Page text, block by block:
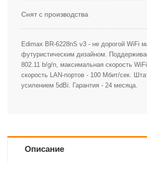
Снят с производства
Edimax BR-6228nS v3 - не дорогой WiFi
футуристическим дизайном.
802.11 b/g/n, максимальная скорость
скорость LAN-портов - 100 Мбит/сек.
усилением 5dBi. Гарантия - 24 месяца.
Описание